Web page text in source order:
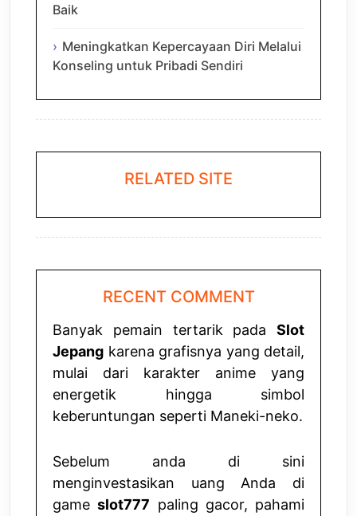
Baik
Meningkatkan Kepercayaan Diri Melalui
Konseling untuk Pribadi Sendiri
RELATED SITE
RECENT COMMENT
Banyak pemain tertarik pada Slot
Jepang karena grafisnya yang detail,
mulai dari karakter anime yang
energetik hingga simbol
keberuntungan seperti Maneki-neko.
Sebelum anda di sini
menginvestasikan uang Anda di
gameslot777 paling gacor, pahami